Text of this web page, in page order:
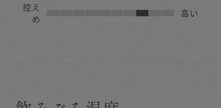
控え
め
高い